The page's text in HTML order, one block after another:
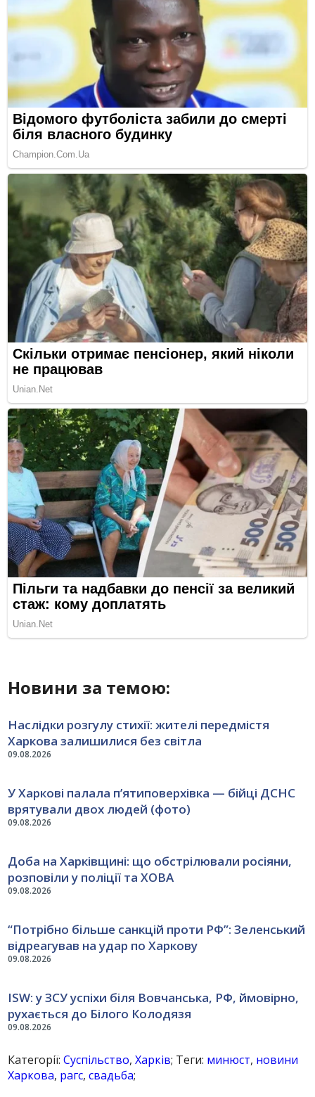
Новини за темою:
09.08.2026
Наслідки розгулу стихії: жителі передмістя
Харкова залишилися без світла
09.08.2026
У Харкові палала п’ятиповерхівка — бійці ДСНС
врятували двох людей (фото)
09.08.2026
Доба на Харківщині: що обстрілювали росіяни,
розповіли у поліції та ХОВА
09.08.2026
“Потрібно більше санкцій проти РФ”: Зеленський
відреагував на удар по Харкову
09.08.2026
ISW: у ЗСУ успіхи біля Вовчанська, РФ, ймовірно,
рухається до Білого Колодязя
Категорії:Суспільство,Харків; Теги: минюст, новини
Харкова, рагс,свадьба;